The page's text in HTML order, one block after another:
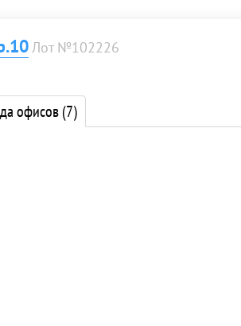
Лот №102226
офисов(7)